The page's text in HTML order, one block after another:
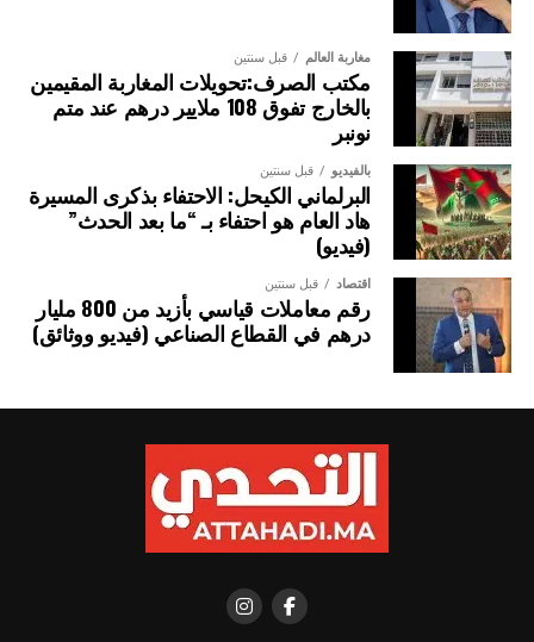
مغاربة العالم قبل سنتين
مكتب الصرف:تحويلات المغاربة المقيمين
بالخارج تفوق 108 ملايير درهم عند متم
نونبر
بالفيديو قبل سنتين
البرلماني الكيحل: الاحتفاء بذكرى المسيرة
هاد العام هو احتفاء بـ “ما بعد الحدث”
(فيديو)
اقتصاد قبل سنتين
رقم معاملات قياسي بأزيد من 800 مليار
درهم في القطاع الصناعي (فيديو ووثائق)